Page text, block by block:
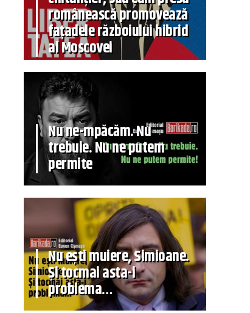
românească promovează
fațadele războiului hibrid
al Moscovei
Nu ne-mpăcăm. Nu
trebuie. Nu ne putem
permite
Nu ești muiere, Simioane.
Și tocmai asta-i
problema…